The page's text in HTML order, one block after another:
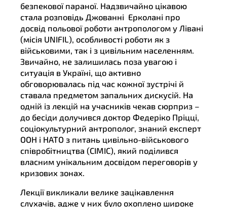
безпекової параної. Надзвичайно цікавою
стала розповідь Джованні Ерколані про
досвід польової роботи антропологом у Лівані
(місія UNIFIL), особливості роботи як з
військовими, так і з цивільним населенням.
Звичайно, не залишилась поза увагою і
ситуація в Україні, що активно
обговорювалась під час кожної зустрічі й
ставала предметом запальних дискусій. На
одній із лекцій на учасників чекав сюрприз –
до бесіди долучився доктор Федеріко Пріцці,
соціокультурний антрополог, знаний експерт
ООН і НАТО з питань цивільно-військового
співробітництва (CIMIC), який поділився
власним унікальним досвідом переговорів у
кризових зонах.
Лекції викликали велике зацікавлення
слухачів, адже у них було охоплено широке